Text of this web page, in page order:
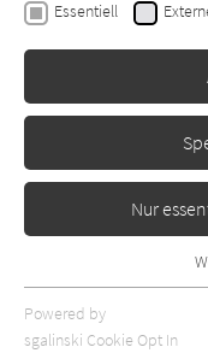
Tödlicher
Gringo Comics
Essentiell
Nur
Essentielle Cookies
Webseite benötigt.
Powered by
sgalinski Cookie Opt In